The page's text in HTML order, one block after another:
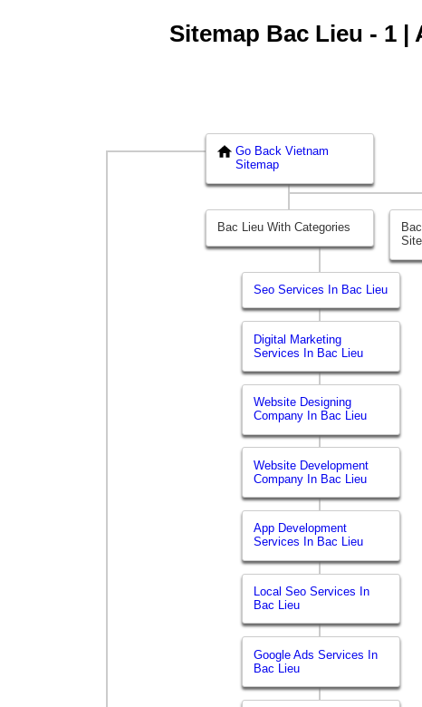
Sitemap Bac Lieu - 1
Go Back Vietnam
Sitemap
Bac Lieu With Categories
Seo Services In Bac Lieu
Digital Marketing
Services In Bac Lieu
Website Designing
Company In Bac Lieu
Website Development
Company In Bac Lieu
App Development
Services In Bac Lieu
Local Seo Services In
Bac Lieu
Google Ads Services In
Bac Lieu